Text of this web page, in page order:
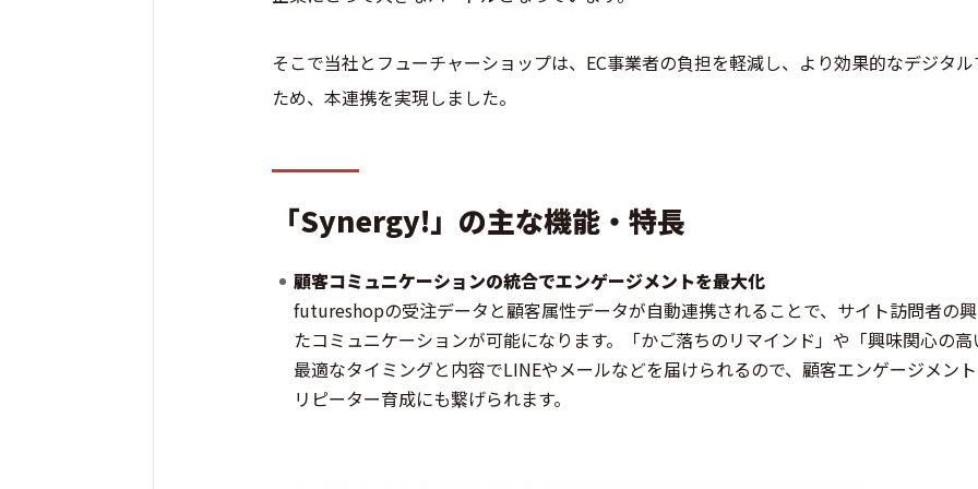
そこで当社とフューチャーショップは、EC事業者の負担を軽減し、より効果的なデジタ
ため、本連携を実現しました。
「Synergy!」の主な機能・特長
顧客コミュニケーションの統合でエンゲージメントを最大化
futureshopの受注データと顧客属性データが自動連携されることで、サイト訪問者の
たコミュニケーションが可能になります。「かご落ちのリマインド」や「興味関心の
最適なタイミングと内容でLINEやメールなどを届けられるので、顧客エンゲージメン
リピーター育成にも繋げられます。